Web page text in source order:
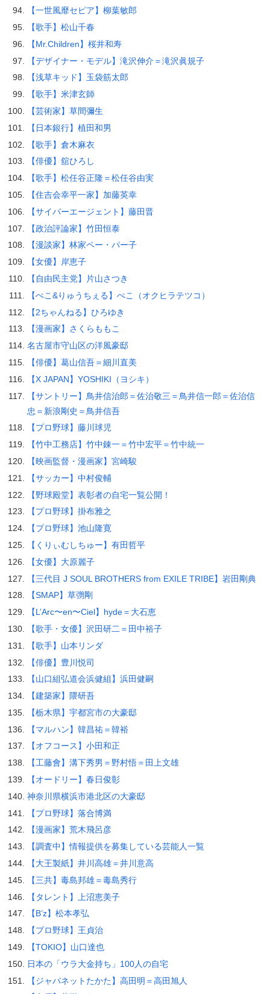
【一世風靡セピア】柳葉敏郎
【歌手】松山千春
【Mr.Children】桜井和寿
【デザイナー・モデル】滝沢伸介＝滝沢眞規子
【浅草キッド】玉袋筋太郎
【歌手】米津玄師
【芸術家】草間彌生
【日本銀行】植田和男
【歌手】倉木麻衣
【俳優】舘ひろし
【歌手】松任谷正隆＝松任谷由実
【住吉会幸平一家】加藤英幸
【サイバーエージェント】藤田晋
【政治評論家】竹田恒泰
【漫談家】林家ペー・パー子
【女優】岸恵子
【自由民主党】片山さつき
【ぺこ&りゅうちぇる】ぺこ（オクヒラテツコ）
【2ちゃんねる】ひろゆき
【漫画家】さくらももこ
名古屋市守山区の洋風豪邸
【俳優】葛山信吾＝細川直美
【X JAPAN】YOSHIKI（ヨシキ）
【サントリー】鳥井信治郎＝佐治敬三＝鳥井信一郎＝佐治信
忠＝新浪剛史＝鳥井信吾
【プロ野球】藤川球児
【竹中工務店】竹中錬一＝竹中宏平＝竹中統一
【映画監督・漫画家】宮崎駿
【サッカー】中村俊輔
【野球殿堂】表彰者の自宅一覧公開！
【プロ野球】掛布雅之
【プロ野球】池山隆寛
【くりぃむしちゅー】有田哲平
【女優】大原麗子
【三代目 J SOUL BROTHERS from EXILE TRIBE】岩田剛典
【SMAP】草彅剛
【L’Arc〜en〜Ciel】hyde＝大石恵
【歌手・女優】沢田研二＝田中裕子
【歌手】山本リンダ
【俳優】豊川悦司
【山口組弘道会浜健組】浜田健嗣
【建築家】隈研吾
【栃木県】宇都宮市の大豪邸
【マルハン】韓昌祐＝韓裕
【オフコース】小田和正
【工藤會】溝下秀男＝野村悟＝田上文雄
【オードリー】春日俊彰
神奈川県横浜市港北区の大豪邸
【プロ野球】落合博満
【漫画家】荒木飛呂彦
【調査中】情報提供を募集している芸能人一覧
【大王製紙】井川高雄＝井川意高
【三共】毒島邦雄＝毒島秀行
【タレント】上沼恵美子
【B’z】松本孝弘
【プロ野球】王貞治
【TOKIO】山口達也
日本の「ウラ大金持ち」100人の自宅
【ジャパネットたかた】高田明＝高田旭人